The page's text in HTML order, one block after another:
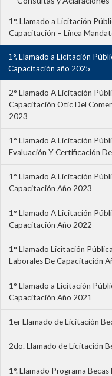
1°. Llamado a Licitación
Capacitación – Línea
1°. Llamado a Licitación
Capacitación año 2025
2° Llamado A Licitación
Capacitación Otic Del
2023
1° Llamado A Licitación
Evaluación Y Certificación
1° Llamado A Licitación
Capacitación Año 2023
1° Llamado A Licitación
Capacitación Año 2022
1° Llamado Licitación
Laborales De Capacitación
1° Llamado a Licitación
Capacitación Año 2021
1er Llamado de Licitación
2do. Llamado de Licitación
1°. Llamado Programa